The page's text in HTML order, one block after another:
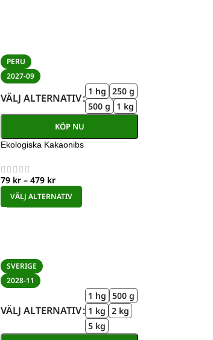
PERU
2027-09
VÄLJ ALTERNATIV
1 hg 250 g
500 g
1 kg
KÖP NU
Ekologiska Kakaonibs
79 kr – 479 kr
VÄLJ ALTERNATIV
SVERIGE
2028-11
VÄLJ ALTERNATIV
1 hg 500 g
1 kg 2 kg
5 kg